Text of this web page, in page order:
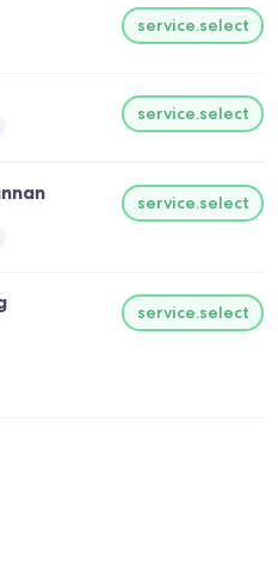
service.select
service.select
service.select
service.select